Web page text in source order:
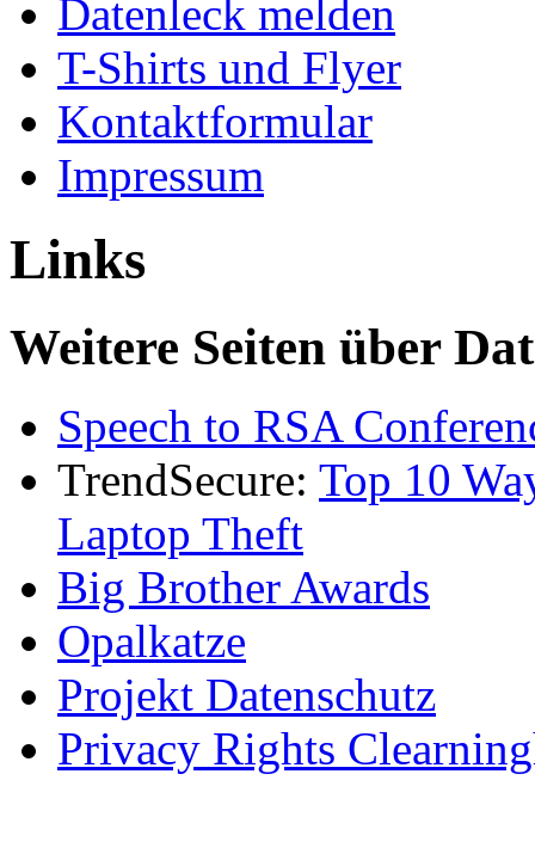
Datenleck melden
T-Shirts und Flyer
Kontaktformular
Impressum
Links
Weitere Seiten über
Speech to RSA
TrendSecure: Top 10
Laptop Theft
Big Brother Awards
Opalkatze
Projekt Datenschutz
Privacy Rights